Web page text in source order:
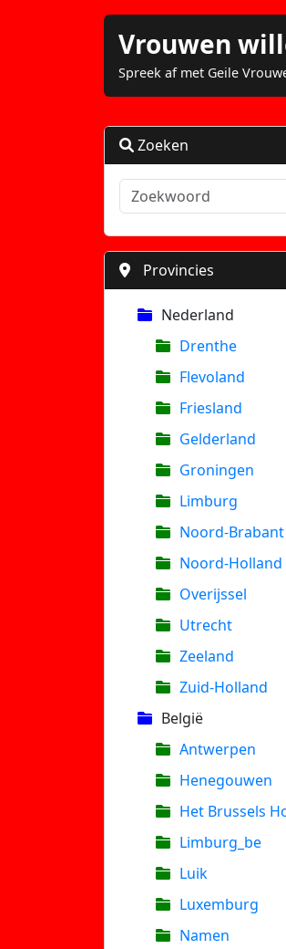
Vrouwen
Spreek af met Geile
Zoeken
Provincies
Nederland
Drenthe
Flevoland
Friesland
Gelderland
Groningen
Limburg
Noord-Brabant
Noord-Holland
Overijssel
Utrecht
Zeeland
Zuid-Holland
België
Antwerpen
Henegouwen
Het Brussels
Limburg_be
Luik
Luxemburg
Namen